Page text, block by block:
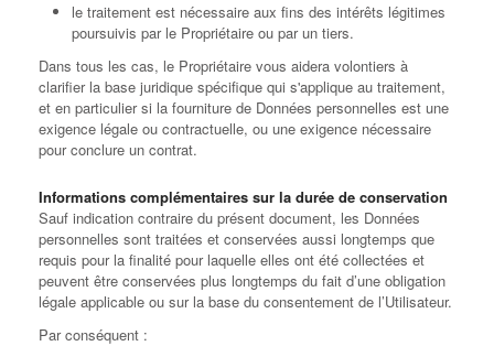
le traitement est nécessaire aux fins des intérêts légitimes
poursuivis par le Propriétaire ou par un tiers.
Dans tous les cas, le Propriétaire vous aidera volontiers à
clarifier la base juridique spécifique qui s'applique au traitement,
et en particulier si la fourniture de Données personnelles est une
exigence légale ou contractuelle, ou une exigence nécessaire
pour conclure un contrat.
Informations complémentaires sur la durée de conservation
Sauf indication contraire du présent document, les Données
personnelles sont traitées et conservées aussi longtemps que
requis pour la finalité pour laquelle elles ont été collectées et
peuvent être conservées plus longtemps du fait d’une obligation
légale applicable ou sur la base du consentement de l’Utilisateur.
Par conséquent :